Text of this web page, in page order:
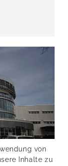
von
Inhalte zu